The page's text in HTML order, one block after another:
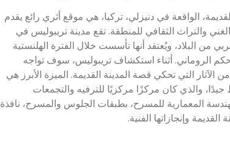
الواقعة في دنيزلي، تركيا، هي موقع أثري رائع يقدم
والتراث الثقافي للمنطقة. تقع مدينة تريبوليس في
من البلاد، ويُعتقد أنها تأسست خلال الفترة الهلنستية
الروماني. أثناء استكشاف تريبوليس، سوف تواجه
التي تحكي قصة المدينة القديمة. الميزة الأبرز هي
والذي كان مركزًا مركزيًا للترفيه والتجمعات
المعمارية للمسرح، بطبقات الجلوس والمسرح، نافذة
وإنجازاتها الفنية.